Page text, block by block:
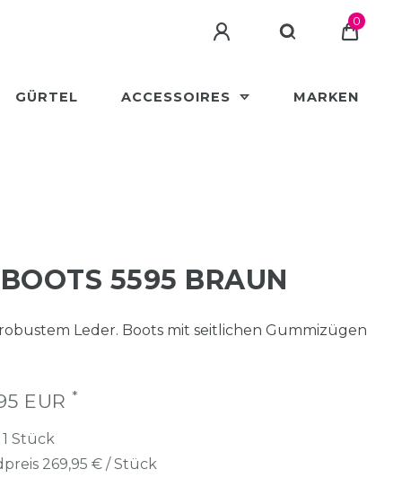
0
GÜRTEL ACCESSOIRES MARKEN
5595 BRAUN
Leder. Boots mit seitlichen Gummizügen
EUR*
1 Stück
269,95 € / Stück